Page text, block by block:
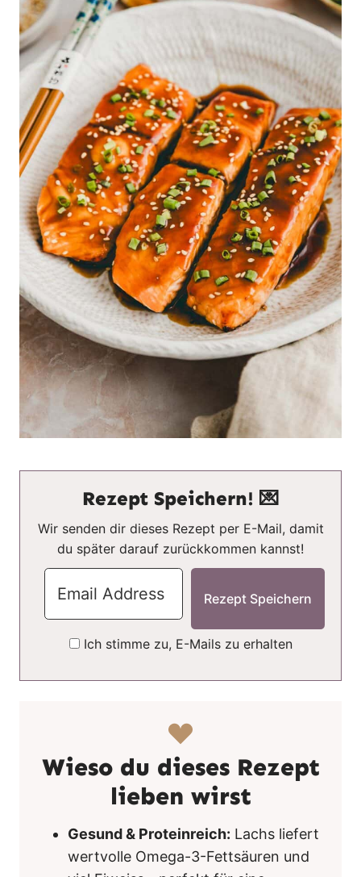
Rezept Speichern! 💌
Wir senden dir dieses Rezept per E-Mail, damit
du später darauf zurückkommen kannst!
Ich stimme zu, E-Mails zu erhalten
Wieso du dieses Rezept
lieben wirst
Gesund & Proteinreich: Lachs liefert
wertvolle Omega-3-Fettsäuren und